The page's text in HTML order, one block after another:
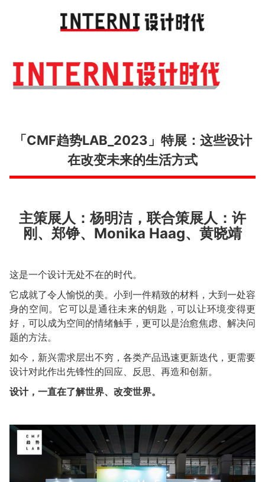
「CMF趋势LAB_2023」特展：这些设计
在改变未来的生活方式
主策展人：杨明洁，联合策展人：许
刚、郑铮、Monika Haag、黄晓靖
这是一个设计无处不在的时代。
它成就了令人愉悦的美。小到一件精致的材料，大到一处容
身的空间。它可以是通往未来的钥匙，可以让环境变得更
好，可以成为空间的情绪触手，更可以是治愈焦虑、解决问
题的方法。
如今，新兴需求层出不穷，各类产品迅速更新迭代，更需要
设计对此作出先锋性的回应、反思、再造和创新。
设计，一直在了解世界、改变世界。